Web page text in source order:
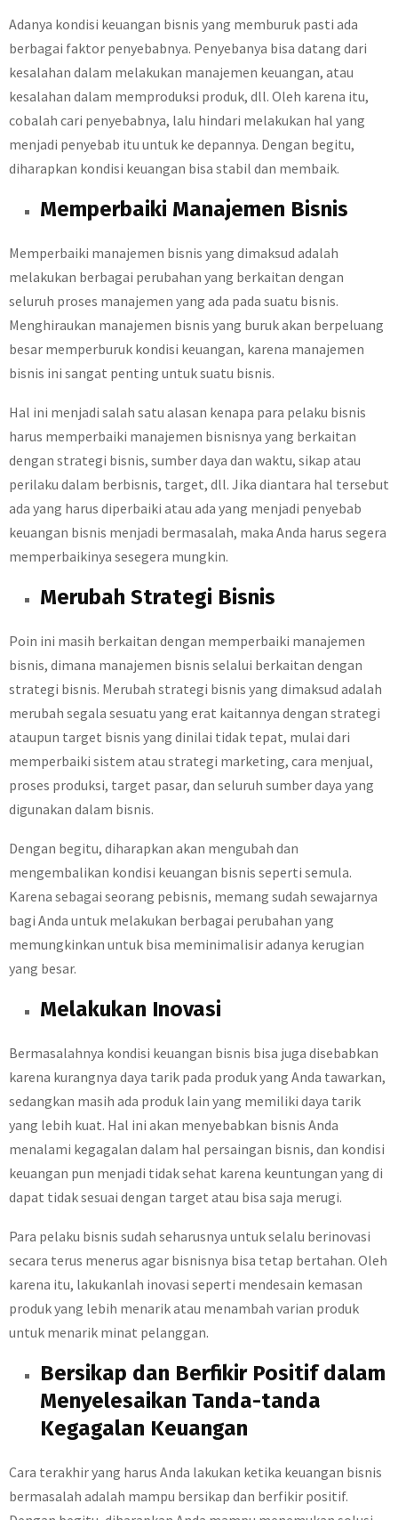
Adanya kondisi keuangan bisnis yang memburuk pasti ada
berbagai faktor penyebabnya. Penyebanya bisa datang dari
kesalahan dalam melakukan manajemen keuangan, atau
kesalahan dalam memproduksi produk, dll. Oleh karena itu,
cobalah cari penyebabnya, lalu hindari melakukan hal yang
menjadi penyebab itu untuk ke depannya. Dengan begitu,
diharapkan kondisi keuangan bisa stabil dan membaik.
Memperbaiki Manajemen Bisnis
Memperbaiki manajemen bisnis yang dimaksud adalah
melakukan berbagai perubahan yang berkaitan dengan
seluruh proses manajemen yang ada pada suatu bisnis.
Menghiraukan manajemen bisnis yang buruk akan berpeluang
besar memperburuk kondisi keuangan, karena manajemen
bisnis ini sangat penting untuk suatu bisnis.
Hal ini menjadi salah satu alasan kenapa para pelaku bisnis
harus memperbaiki manajemen bisnisnya yang berkaitan
dengan strategi bisnis, sumber daya dan waktu, sikap atau
perilaku dalam berbisnis, target, dll. Jika diantara hal tersebut
ada yang harus diperbaiki atau ada yang menjadi penyebab
keuangan bisnis menjadi bermasalah, maka Anda harus segera
memperbaikinya sesegera mungkin.
Merubah Strategi Bisnis
Poin ini masih berkaitan dengan memperbaiki manajemen
bisnis, dimana manajemen bisnis selalui berkaitan dengan
strategi bisnis. Merubah strategi bisnis yang dimaksud adalah
merubah segala sesuatu yang erat kaitannya dengan strategi
ataupun target bisnis yang dinilai tidak tepat, mulai dari
memperbaiki sistem atau strategi marketing, cara menjual,
proses produksi, target pasar, dan seluruh sumber daya yang
digunakan dalam bisnis.
Dengan begitu, diharapkan akan mengubah dan
mengembalikan kondisi keuangan bisnis seperti semula.
Karena sebagai seorang pebisnis, memang sudah sewajarnya
bagi Anda untuk melakukan berbagai perubahan yang
memungkinkan untuk bisa meminimalisir adanya kerugian
yang besar.
Melakukan Inovasi
Bermasalahnya kondisi keuangan bisnis bisa juga disebabkan
karena kurangnya daya tarik pada produk yang Anda tawarkan,
sedangkan masih ada produk lain yang memiliki daya tarik
yang lebih kuat. Hal ini akan menyebabkan bisnis Anda
menalami kegagalan dalam hal persaingan bisnis, dan kondisi
keuangan pun menjadi tidak sehat karena keuntungan yang di
dapat tidak sesuai dengan target atau bisa saja merugi.
Para pelaku bisnis sudah seharusnya untuk selalu berinovasi
secara terus menerus agar bisnisnya bisa tetap bertahan. Oleh
karena itu, lakukanlah inovasi seperti mendesain kemasan
produk yang lebih menarik atau menambah varian produk
untuk menarik minat pelanggan.
Bersikap dan Berfikir Positif dalam
Menyelesaikan Tanda-tanda
Kegagalan Keuangan
Cara terakhir yang harus Anda lakukan ketika keuangan bisnis
bermasalah adalah mampu bersikap dan berfikir positif.